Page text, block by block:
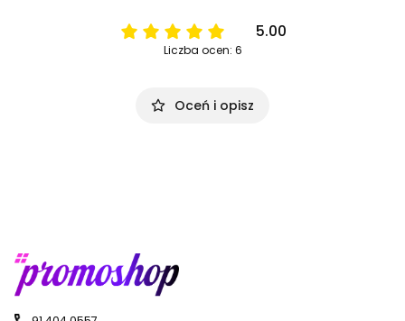
5.00
Liczba ocen: 6
Oceń i opisz